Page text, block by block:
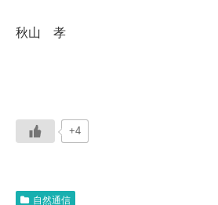
秋山 孝
+4
自然通信